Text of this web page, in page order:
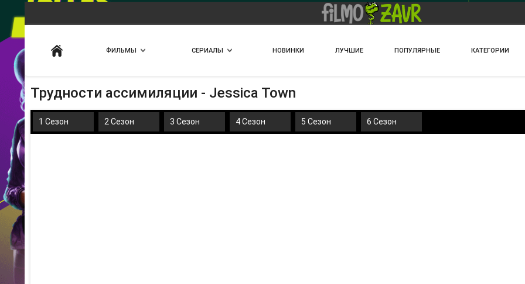
ФИЛЬМЫ СЕРИАЛЫ НОВИНКИ ЛУЧШИЕ ПОПУЛЯРНЫЕ КАТЕГОРИИ
Трудности ассимиляции - Jessica Town
1 Сезон 2 Сезон 3 Сезон 4 Сезон 5 Сезон 6 Сезон